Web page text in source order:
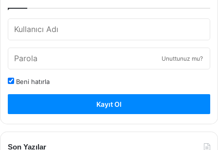
Unuttunuz mu?
Beni hatırla
Kayıt Ol
Son Yazılar